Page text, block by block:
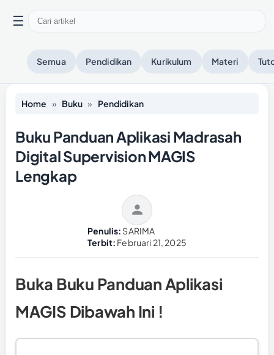
☰
Semua Pendidikan Kurikulum Materi
Home » Buku » Pendidikan
Buku Panduan Aplikasi Madrasah
Digital Supervision MAGIS
Lengkap
Penulis: SARIMA
Terbit: Februari 21, 2025
Buka Buku Panduan Aplikasi
MAGIS Dibawah Ini !